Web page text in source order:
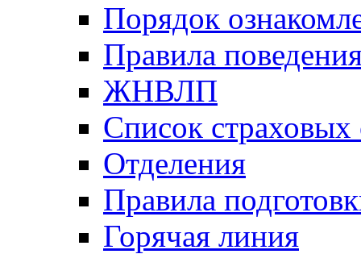
Порядок
Правила
ЖНВЛП
Список страховых
Отделения
Правила
Горячая линия